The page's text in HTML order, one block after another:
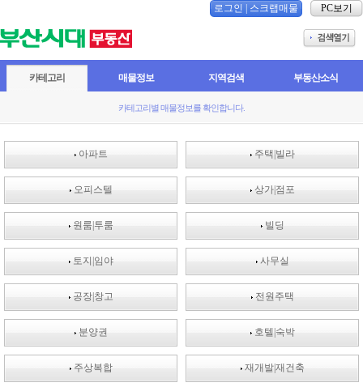
로그인 스크랩매물 PC보기
카테고리 매물정보 지역검색 부동산소식
카테고리별 매물정보를 확인합니다.
아파트 주택|빌라
오피스텔 상가|점포
원룸|투룸 빌딩
토지|임야 사무실
공장|창고 전원주택
분양권 호텔|숙박
주상복합 재개발|재건축